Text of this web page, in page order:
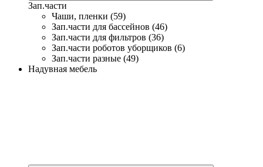
Зап.части
Чаши, пленки (59)
Зап.части для бассейнов (46)
Зап.части для фильтров (36)
Зап.части роботов уборщиков (6)
Зап.части разные (49)
Надувная мебель